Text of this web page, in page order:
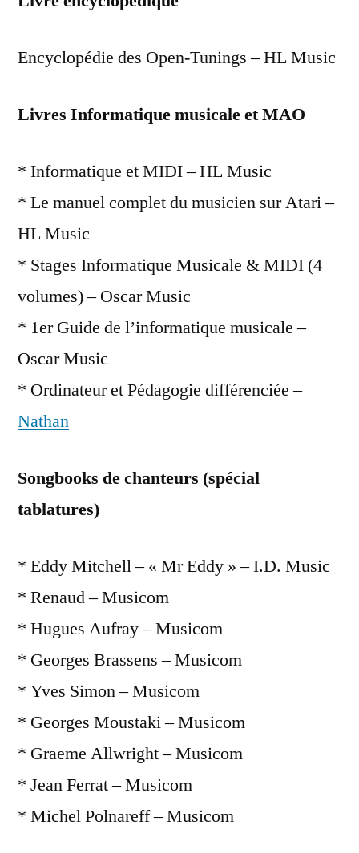
Encyclopédie des Open-Tunings – HL Music
Livres Informatique musicale et MAO
* Informatique et MIDI – HL Music
* Le manuel complet du musicien sur Atari –
HL Music
* Stages Informatique Musicale & MIDI (4
volumes) – Oscar Music
* 1er Guide de l’informatique musicale –
Oscar Music
* Ordinateur et Pédagogie différenciée –
Nathan
Songbooks de chanteurs (spécial
tablatures)
* Eddy Mitchell – « Mr Eddy » – I.D. Music
* Renaud – Musicom
* Hugues Aufray – Musicom
* Georges Brassens – Musicom
* Yves Simon – Musicom
* Georges Moustaki – Musicom
* Graeme Allwright – Musicom
* Jean Ferrat – Musicom
* Michel Polnareff – Musicom